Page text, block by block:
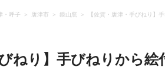
・呼子 唐津市 鏡山窯 【佐賀・唐津・手びねり】
びねり】手びねりから